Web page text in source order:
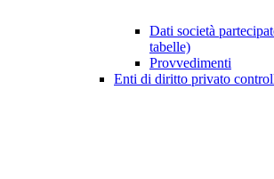
Dati società
tabelle)
Provvedimenti
Enti di diritto privato